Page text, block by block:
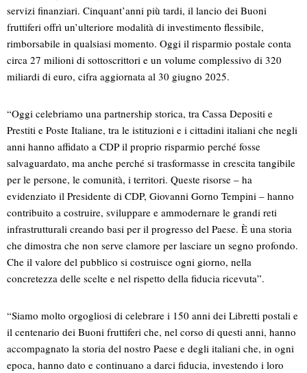
servizi finanziari. Cinquant’anni più tardi, il lancio dei Buoni
fruttiferi offrì un’ulteriore modalità di investimento flessibile,
rimborsabile in qualsiasi momento. Oggi il risparmio postale conta
circa 27 milioni di sottoscrittori e un volume complessivo di 320
miliardi di euro, cifra aggiornata al 30 giugno 2025.
“Oggi celebriamo una partnership storica, tra Cassa Depositi e
Prestiti e Poste Italiane, tra le istituzioni e i cittadini italiani che negli
anni hanno affidato a CDP il proprio risparmio perché fosse
salvaguardato, ma anche perché si trasformasse in crescita tangibile
per le persone, le comunità, i territori. Queste risorse – ha
evidenziato il Presidente di CDP, Giovanni Gorno Tempini – hanno
contribuito a costruire, sviluppare e ammodernare le grandi reti
infrastrutturali creando basi per il progresso del Paese. È una storia
che dimostra che non serve clamore per lasciare un segno profondo.
Che il valore del pubblico si costruisce ogni giorno, nella
concretezza delle scelte e nel rispetto della fiducia ricevuta”.
“Siamo molto orgogliosi di celebrare i 150 anni dei Libretti postali e
il centenario dei Buoni fruttiferi che, nel corso di questi anni, hanno
accompagnato la storia del nostro Paese e degli italiani che, in ogni
epoca, hanno dato e continuano a darci fiducia, investendo i loro